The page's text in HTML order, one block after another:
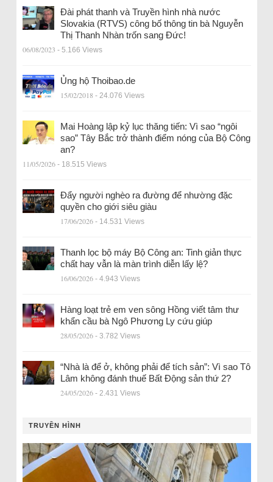
Đài phát thanh và Truyền hình nhà nước
Slovakia (RTVS) công bố thông tin bà Nguyễn
Thị Thanh Nhàn trốn sang Đức!
06/08/2023 - 5.166 Views
Ủng hộ Thoibao.de
15/02/2018 - 24.076 Views
Mai Hoàng lập kỷ lục thăng tiến: Vì sao “ngôi
sao” Tây Bắc trở thành điểm nóng của Bộ Công
an?
11/05/2026 - 18.515 Views
Đẩy người nghèo ra đường để nhường đặc
quyền cho giới siêu giàu
17/06/2026 - 14.531 Views
Thanh lọc bộ máy Bộ Công an: Tinh giản thực
chất hay vẫn là màn trình diễn lấy lệ?
16/06/2026 - 4.943 Views
Hàng loạt trẻ em ven sông Hồng viết tâm thư
khẩn cầu bà Ngô Phương Ly cứu giúp
28/05/2026 - 3.782 Views
“Nhà là để ở, không phải để tích sản”: Vì sao Tô
Lâm không đánh thuế Bất Động sản thứ 2?
24/05/2026 - 2.431 Views
TRUYỀN HÌNH